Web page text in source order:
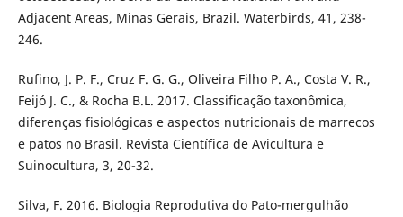
Adjacent Areas, Minas Gerais, Brazil. Waterbirds, 41, 238-
246.
Rufino, J. P. F., Cruz F. G. G., Oliveira Filho P. A., Costa V. R.,
Feijó J. C., & Rocha B.L. 2017. Classificação taxonômica,
diferenças fisiológicas e aspectos nutricionais de marrecos
e patos no Brasil. Revista Científica de Avicultura e
Suinocultura, 3, 20-32.
Silva, F. 2016. Biologia Reprodutiva do Pato-mergulhão